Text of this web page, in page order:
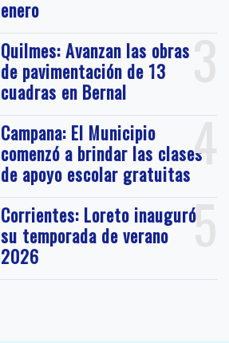
enero
3
Quilmes: Avanzan las obras
de pavimentación de 13
cuadras en Bernal
4
Campana: El Municipio
comenzó a brindar las clases
de apoyo escolar gratuitas
5
Corrientes: Loreto inauguró
su temporada de verano
2026